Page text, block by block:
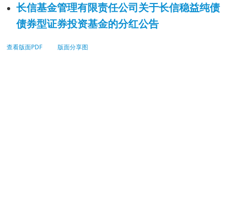
长信基金管理有限责任公司关于长信稳益纯债
债券型证券投资基金的分红公告
查看版面PDF 版面分享图